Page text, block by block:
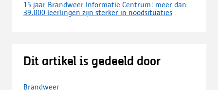
15 jaar Brandweer Informatie Centrum: meer dan
39.000 leerlingen zijn sterker in noodsituaties
Dit artikel is gedeeld door
Brandweer